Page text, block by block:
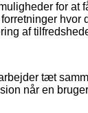
for at
hvor
af
tæt
når en